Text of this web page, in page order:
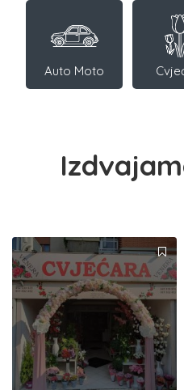
Auto Moto